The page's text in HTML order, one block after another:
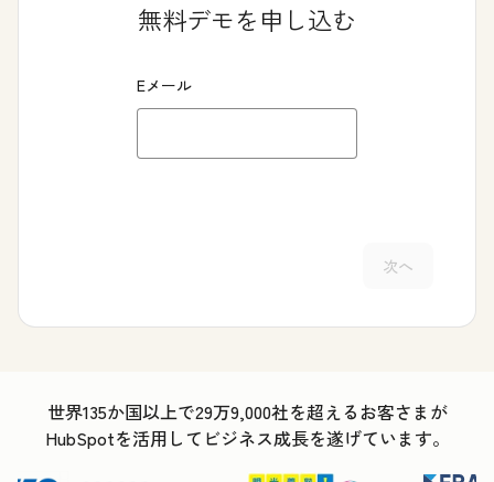
無料デモを申し込む
Eメール
次へ
世界135か国以上で29万9,000社を超えるお客さまが
HubSpotを活用してビジネス成長を遂げています。